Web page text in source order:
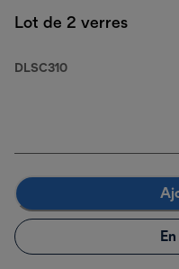
Lot de 2 verres
DLSC310